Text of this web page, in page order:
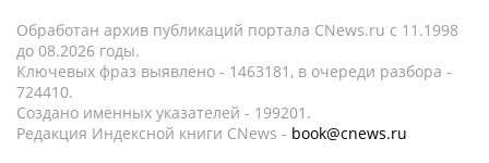
Обработан архив публикаций портала CNews.ru c 11.1998
до 08.2026 годы.
Ключевых фраз выявлено - 1463181, в очереди разбора -
724410.
Создано именных указателей - 199201.
Редакция Индексной книги CNews - book@cnews.ru